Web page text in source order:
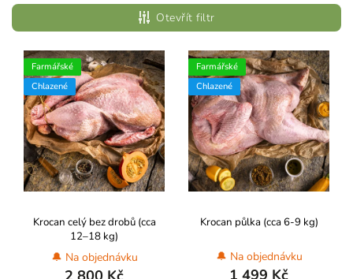
Nejlevnější
Nejdražší
Abecedně
Otevřít filtr
Farmářské
Chlazené
Krocan celý bez drobů (cca
12–18 kg)
🔔 Na objednávku
Farmářské
Chlazené
Krocan půlka (cca 6-9 kg)
🔔 Na objednávku
1 499 Kč